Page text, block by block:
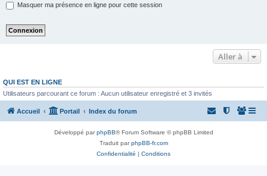
Masquer ma présence en ligne pour cette session
Aller à
QUI EST EN LIGNE
Utilisateurs parcourant ce forum : Aucun utilisateur enregistré et 3 invités
Accueil Portail Index du forum
Développé parphpBB® Forum Software © phpBB Limited
Traduit parphpBB-fr.com
Confidentialité | Conditions